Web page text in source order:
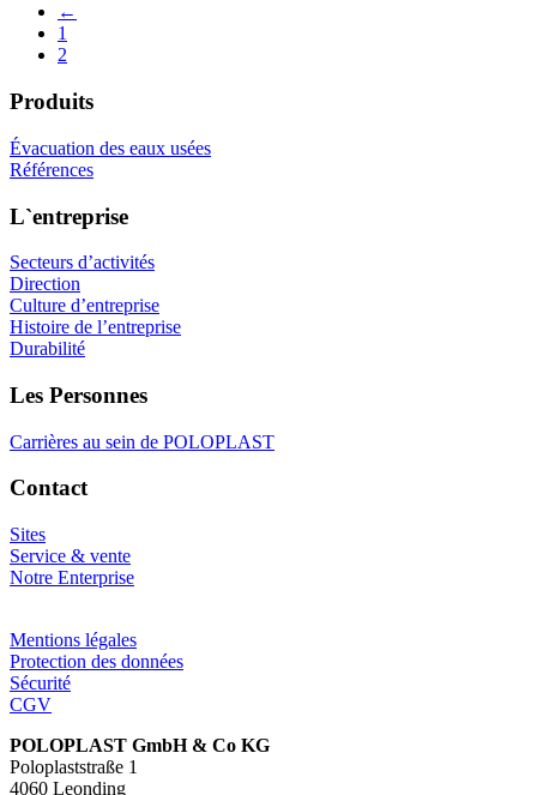
←
1
2
Produits
Évacuation des eaux usées
Références
L`entreprise
Secteurs d’activités
Direction
Culture d’entreprise
Histoire de l’entreprise
Durabilité
Les Personnes
Carrières au sein de POLOPLAST
Contact
Sites
Service & vente
Notre Enterprise
Mentions légales
Protection des données
Sécurité
CGV
POLOPLAST GmbH & Co KG
Poloplaststraße 1
4060 Leonding